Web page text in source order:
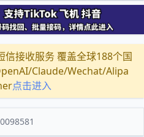
接收服务 覆盖全球188个国
Claude/Wechat/Alipa
点击进入